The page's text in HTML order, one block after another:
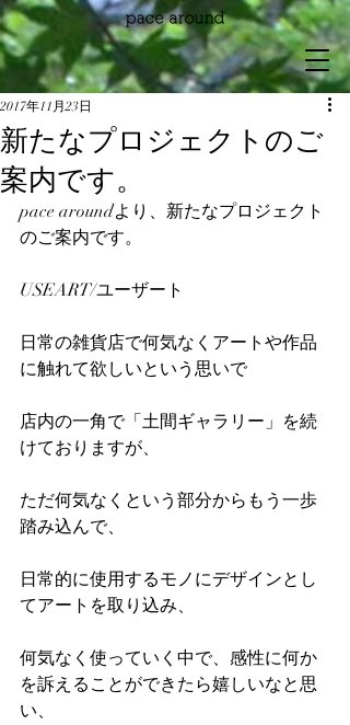
新たなプロジェクトのご
案内です。
2017年11月23日
pace aroundより、新たなプロジェクト
のご案内です。
USEART/ユーザート
日常の雑貨店で何気なくアートや作品
に触れて欲しいという思いで
店内の一角で「土間ギャラリー」を続
けておりますが、
ただ何気なくという部分からもう一歩
踏み込んで、
日常的に使用するモノにデザインとし
てアートを取り込み、
何気なく使っていく中で、感性に何か
を訴えることができたら嬉しいなと思
い、